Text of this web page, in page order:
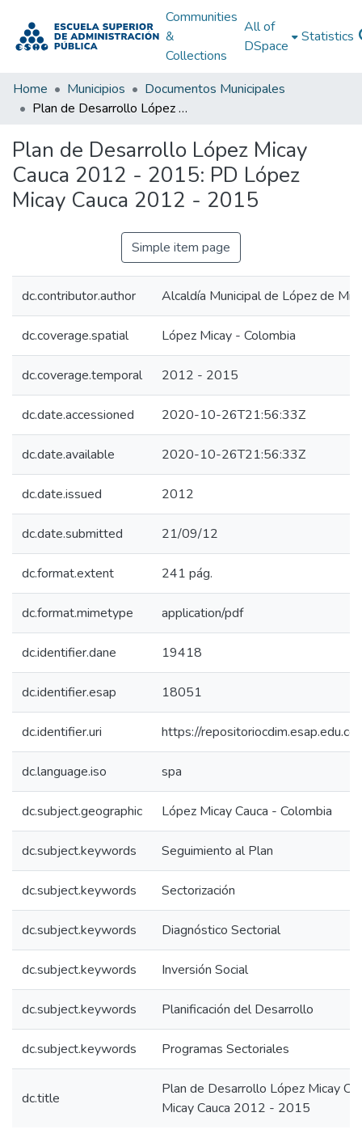
Communities
&
Collections
All of
DSpace
Statistics
Home Municipios
Documentos Municipales
Plan de Desarrollo López Micay Cauca 2012 - 2015: PD López Micay Cauca 2012 - 2015
Plan de Desarrollo López Micay
Cauca 2012 - 2015: PD López
Micay Cauca 2012 - 2015
Simple item page
dc.contributor.author Alcaldía Municipal de López de
dc.coverage.spatial López Micay - Colombia
dc.coverage.temporal 2012 - 2015
dc.date.accessioned 2020-10-26T21:56:33Z
dc.date.available 2020-10-26T21:56:33Z
dc.date.issued 2012
dc.date.submitted 21/09/12
dc.format.extent 241 pág.
dc.format.mimetype application/pdf
dc.identifier.dane 19418
dc.identifier.esap 18051
dc.identifier.uri https://
dc.language.iso spa
dc.subject.geographic López Micay Cauca - Colombia
dc.subject.keywords Seguimiento al Plan
dc.subject.keywords Sectorización
dc.subject.keywords Diagnóstico Sectorial
dc.subject.keywords Inversión Social
dc.subject.keywords Planificación del Desarrollo
dc.subject.keywords Programas Sectoriales
dc.title
Plan de Desarrollo López Micay
Micay Cauca 2012 - 2015